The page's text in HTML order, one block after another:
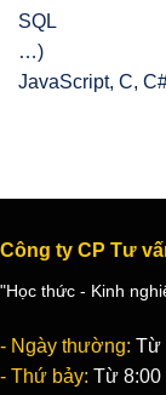
JavaScript, C,
Công ty CP Tư
"Học thức - Kinh
- Ngày thường: Từ
- Thứ bảy: Từ 8:00